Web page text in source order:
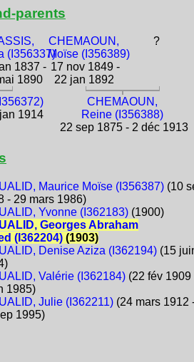
parents
(I356337)
1837 -
1890
CHEMAOUN,
Moïse (I356389)
17 nov 1849 -
22 jan 1892
?
1914
CHEMAOUN,
Reine (I356388)
22 sep 1875 - 2 déc 1913
Maurice Moïse (I356387)(10
- 29 mars 1986)
Yvonne (I362183)(1900)
Georges Abraham
(I362204)(1903)
Denise Aziza (I362194)(15
Valérie (I362184)(22 fév 1909
1985)
Julie (I362211)(24 mars 1912
1995)